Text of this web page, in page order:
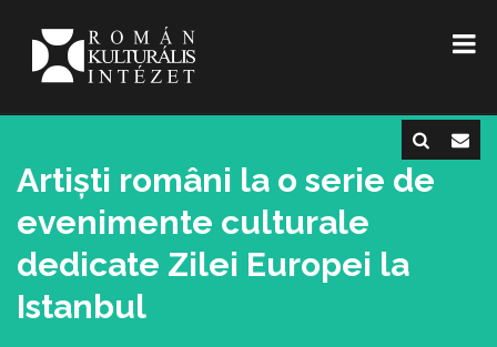
Artiști români la o serie de
evenimente culturale
dedicate Zilei Europei la
Istanbul